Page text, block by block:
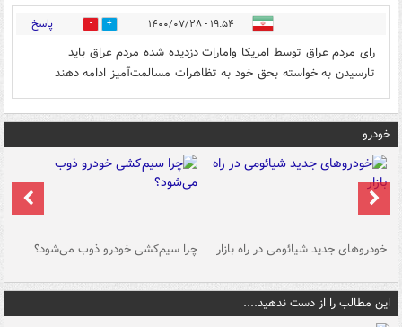
۱۹:۵۴ - ۱۴۰۰/۰۷/۲۸ 0 پاسخ
رای مردم‌ عراق توسط امریکا وامارات دزديده شده‌ مردم عراق بايد
تارسیدن به‌ خواسته بحق خود به‌ تظاهرات مسالمت‌آمیز ادامه‌ دهند
خودرو
خودروهای جدید شیائومی در راه بازار چرا سیم‌کشی خودرو ذوب می‌شود؟
این مطالب را از دست ندهید....